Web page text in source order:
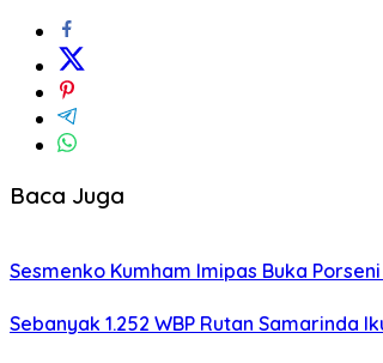
Baca Juga
Sesmenko Kumham Imipas Buka
Sebanyak 1.252 WBP Rutan Samarinda